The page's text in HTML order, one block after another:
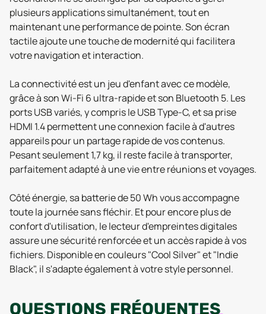
plusieurs applications simultanément, tout en
maintenant une performance de pointe. Son écran
tactile ajoute une touche de modernité qui facilitera
votre navigation et interaction.
La connectivité est un jeu d'enfant avec ce modèle,
grâce à son Wi-Fi 6 ultra-rapide et son Bluetooth 5. Les
ports USB variés, y compris le USB Type-C, et sa prise
HDMI 1.4 permettent une connexion facile à d'autres
appareils pour un partage rapide de vos contenus.
Pesant seulement 1,7 kg, il reste facile à transporter,
parfaitement adapté à une vie entre réunions et voyages.
Côté énergie, sa batterie de 50 Wh vous accompagne
toute la journée sans fléchir. Et pour encore plus de
confort d'utilisation, le lecteur d'empreintes digitales
assure une sécurité renforcée et un accès rapide à vos
fichiers. Disponible en couleurs "Cool Silver" et "Indie
Black", il s'adapte également à votre style personnel.
QUESTIONS FRÉQUENTES